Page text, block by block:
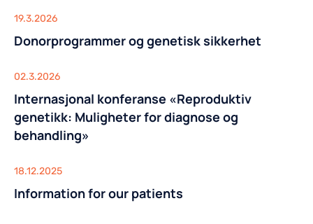
19.3.2026
Donorprogrammer og genetisk sikkerhet
02.3.2026
Internasjonal konferanse «Reproduktiv
genetikk: Muligheter for diagnose og
behandling»
18.12.2025
Information for our patients